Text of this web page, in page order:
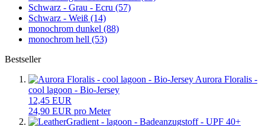
Schwarz - Grau - Ecru (57)
Schwarz - Weiß (14)
monochrom dunkel (88)
monochrom hell (53)
Bestseller
Aurora Floralis -
cool lagoon - Bio-Jersey
12,45 EUR
24,90 EUR pro Meter